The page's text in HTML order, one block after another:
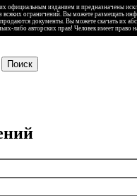
официальным изданием и предназначены
всяких ограничений. Вы можете размещать
документы. Вы можете скачать их
либо авторских прав! Человек имеет право